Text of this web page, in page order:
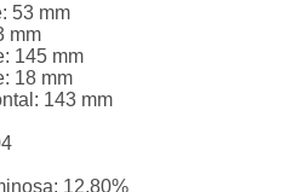
53 mm
mm
145 mm
18 mm
143 mm
12.80%